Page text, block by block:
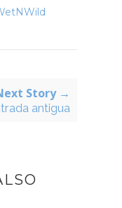
Story →
antigua